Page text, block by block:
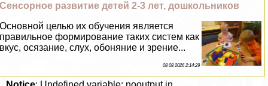
Сенсорное развитие детей 2-3 лет, дошкольников
Основной целью их обучения является
правильное формирование таких систем как
вкус, осязание, слух, обоняние и зрение...
08 08 2026 2:14:29